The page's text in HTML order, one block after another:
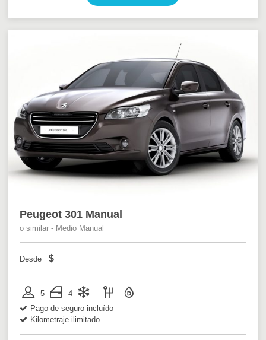
Peugeot 301 Manual
o similar - Medio Manual
Desde $
5
4
Pago de seguro incluído
Kilometraje ilimitado